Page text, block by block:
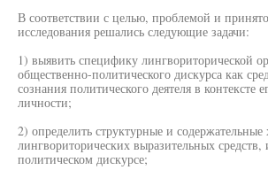
В соответствии с целью, проблемой и
исследования решались следующие задачи:
1) выявить специфику лингвориторической
общественно-политического дискурса как
сознания политического деятеля в контексте
личности;
2) определить структурные и содержательные
лингвориторических выразительных средств,
политическом дискурсе;